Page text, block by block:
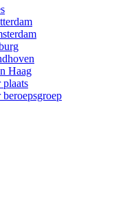
Haag
plaats
beroepsgroep